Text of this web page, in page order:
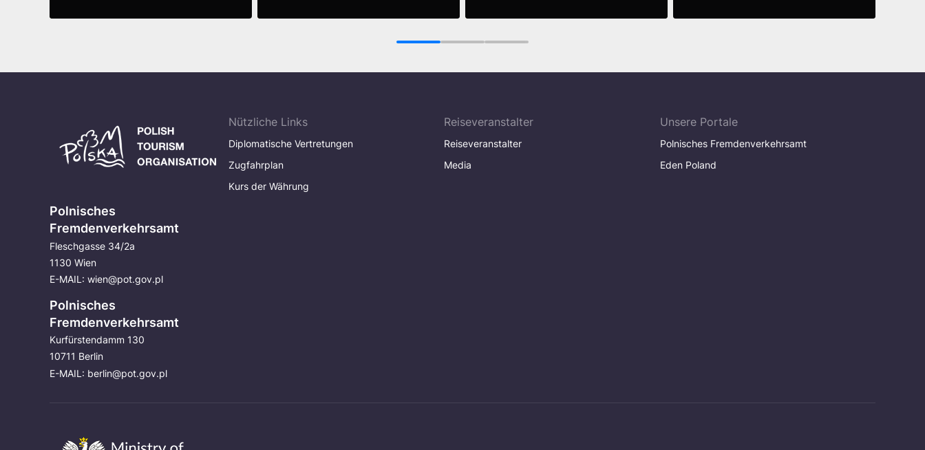
Mehr sehen Mehr sehen Mehr sehen Mehr sehen
1 2 3
Polnisches
Fremdenverkehrsamt
Fleschgasse 34/2a
1130 Wien
E-MAIL: wien@pot.gov.pl
Polnisches
Fremdenverkehrsamt
Kurfürstendamm 130
10711 Berlin
E-MAIL: berlin@pot.gov.pl
Nützliche Links
Diplomatische Vertretungen
Zugfahrplan
Kurs der Währung
Reiseveranstalter
Reiseveranstalter
Media
Unsere Portale
Polnisches Fremdenverkehrsamt
Eden Poland